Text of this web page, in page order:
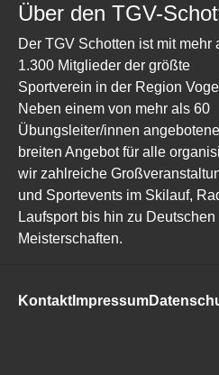
Über den TGV-
Der TGV Schotten ist mit mehr
1.300 Mitglieder der größte
Sportverein in der Region
Neben einem von mehr als 60
Übungsleiter/innen
breiten Angebot für alle
wir zahlreiche
und Sportevents im Skilauf,
Laufsport bis hin zu Deutschen
Meisterschaften.
Kontakt Impressum